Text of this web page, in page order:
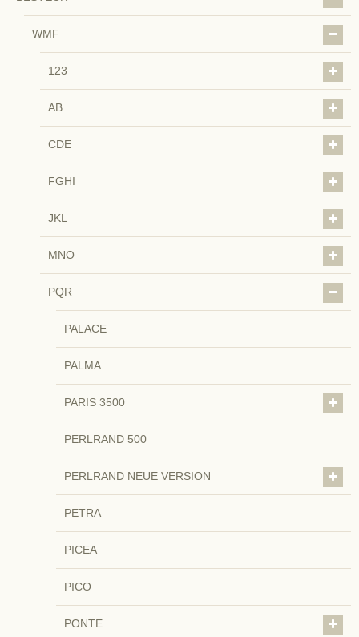
WMF
123
AB
CDE
FGHI
JKL
MNO
PQR
PALACE
PALMA
PARIS 3500
PERLRAND 500
PERLRAND NEUE VERSION
PETRA
PICEA
PICO
PONTE